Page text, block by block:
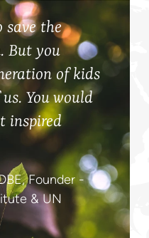
save the
But you
of kids
You would
inspired
Founder -
& UN